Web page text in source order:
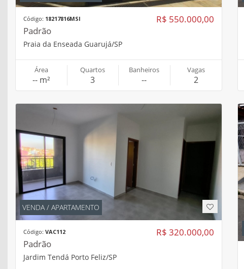
R$ 550.000,00
Código: 18217816MSI
Padrão
Praia da Enseada Guarujá/SP
Área
-- m²
Quartos
3
Banheiros
--
Vagas
2
VENDA / APARTAMENTO
R$ 320.000,00
Código: VAC112
Padrão
Jardim Tendá Porto Feliz/SP